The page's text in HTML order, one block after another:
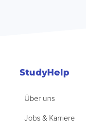
StudyHelp
Über uns
Jobs & Karriere